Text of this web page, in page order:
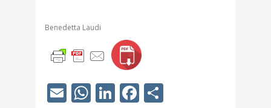
Benedetta Laudi
EmailWhatsApp
LinkedIn
Facebook